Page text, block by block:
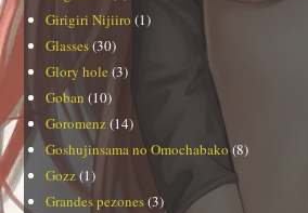
Girigiri Nijiiro (1)
Glasses(30)
Glory hole (3)
Goban (10)
Goromenz(14)
Goshujinsama no Omochabako(8)
Gozz(1)
Grandes pezones(3)